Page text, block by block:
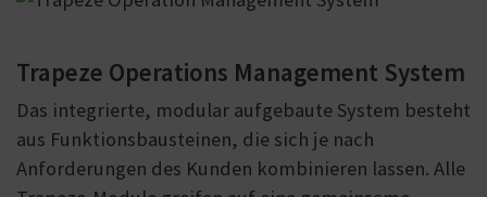
Trapeze Operations Management System
Das integrierte, modular aufgebaute System besteht
aus Funktionsbausteinen, die sich je nach
Anforderungen des Kunden kombinieren lassen. Alle